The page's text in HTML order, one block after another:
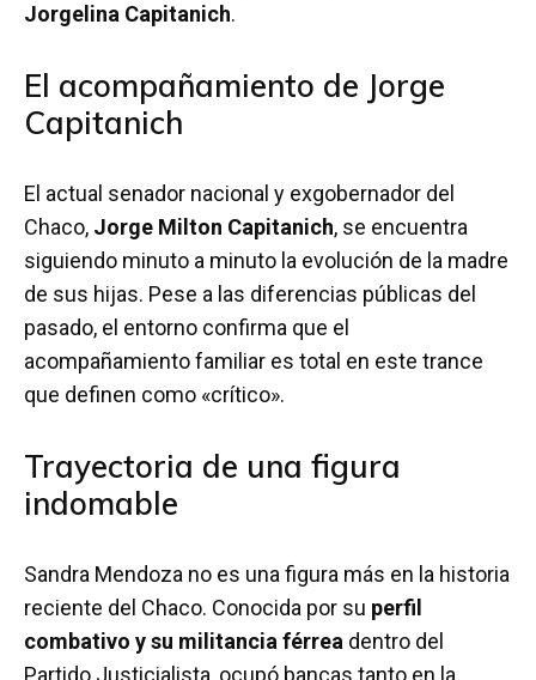
Jorgelina Capitanich.
El acompañamiento de Jorge
Capitanich
El actual senador nacional y exgobernador del
Chaco, Jorge Milton Capitanich, se encuentra
siguiendo minuto a minuto la evolución de la madre
de sus hijas. Pese a las diferencias públicas del
pasado, el entorno confirma que el
acompañamiento familiar es total en este trance
que definen como «crítico».
Trayectoria de una figura
indomable
Sandra Mendoza no es una figura más en la historia
reciente del Chaco. Conocida por su perfil
combativo y su militancia férrea dentro del